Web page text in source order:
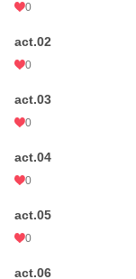
週間ポイント
年間ポイント
累計ポイント
0
act.02
0
act.03
0
act.04
0
act.05
0
act.06